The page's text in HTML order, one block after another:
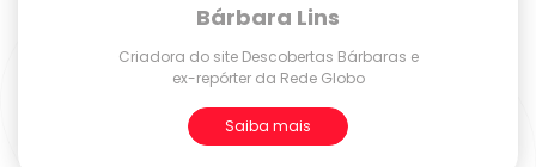
Bárbara Lins
Criadora do site Descobertas Bárbaras e
ex-repórter da Rede Globo
Saiba mais